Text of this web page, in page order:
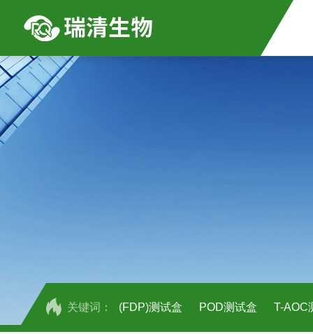
关键词： (FDP)测试盒 POD测试盒 T-AOC